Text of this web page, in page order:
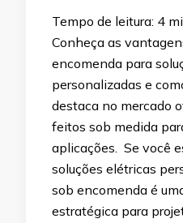
Tempo de leitura: 4
Conheça as
encomenda para
personalizadas e
destaca no mercado
feitos sob medida
aplicações. Se você
soluções elétricas
sob encomenda é
estratégica para